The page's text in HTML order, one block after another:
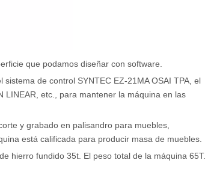
que podamos diseñar con software.
de control SYNTEC EZ-21MA OSAI TPA, el
LINEAR, etc., para mantener la máquina en las
y grabado en palisandro para muebles,
está calificada para producir masa de muebles.
hierro fundido 35t. El peso total de la máquina 65T.